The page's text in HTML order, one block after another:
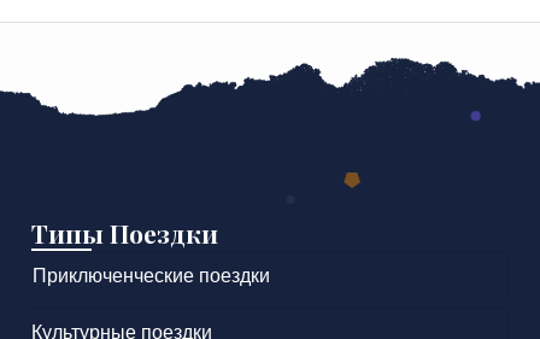
Типы Поездки
Приключенческие поездки
Культурные поездки